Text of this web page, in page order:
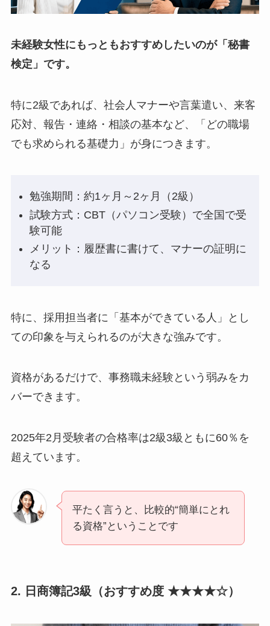
未経験女性にもっともおすすめしたいのが「秘書
検定」です。
特に2級であれば、社会人マナーや言葉遣い、来客
応対、報告・連絡・相談の基本など、「どの職場
でも求められる基礎力」が身につきます。
勉強期間：約1ヶ月～2ヶ月（2級）
試験方式：CBT（パソコン受験）で全国で受
験可能
メリット：履歴書に書けて、マナーの証明に
なる
特に、採用担当者に「基本ができている人」とし
ての印象を与えられるのが大きな強みです。
資格があるだけで、事務職未経験という弱みをカ
バーできます。
2025年2月受験者の合格率は2級3級ともに60％を
超えています。
平たく言うと、比較的“簡単にとれ
る資格”ということです
2. 日商簿記3級（おすすめ度 ★★★★☆）